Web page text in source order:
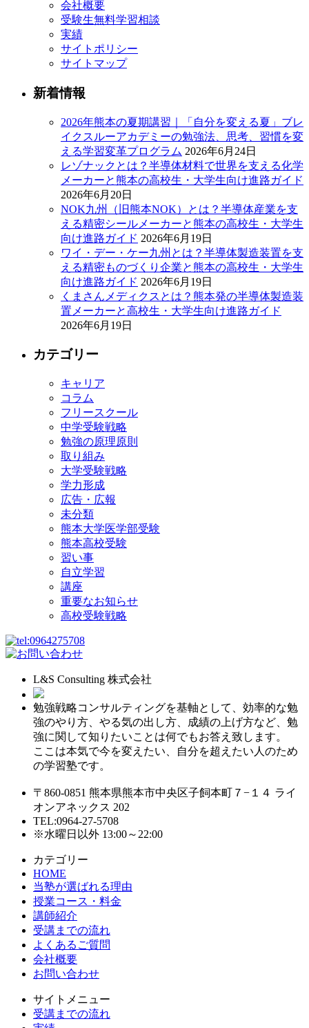
会社概要
受験生無料学習相談
実績
サイトポリシー
サイトマップ
新着情報
2026年熊本の夏期講習｜「自分を変える夏」ブレ
イクスルーアカデミーの勉強法、思考、習慣を変
える学習変革プログラム 2026年6月24日
レゾナックとは？半導体材料で世界を支える化学
メーカーと熊本の高校生・大学生向け進路ガイド
2026年6月20日
NOK九州（旧熊本NOK）とは？半導体産業を支
える精密シールメーカーと熊本の高校生・大学生
向け進路ガイド 2026年6月19日
ワイ・デー・ケー九州とは？半導体製造装置を支
える精密ものづくり企業と熊本の高校生・大学生
向け進路ガイド 2026年6月19日
くまさんメディクスとは？熊本発の半導体製造装
置メーカーと高校生・大学生向け進路ガイド
2026年6月19日
カテゴリー
キャリア
コラム
フリースクール
中学受験戦略
勉強の原理原則
取り組み
大学受験戦略
学力形成
広告・広報
未分類
熊本大学医学部受験
熊本高校受験
習い事
自立学習
講座
重要なお知らせ
高校受験戦略
L&S Consulting 株式会社
勉強戦略コンサルティングを基軸として、効率的な勉
強のやり方、やる気の出し方、成績の上げ方など、勉
強に関して知りたいことは何でもお答え致します。
ここは本気で今を変えたい、自分を超えたい人のため
の学習塾です。
〒860-0851 熊本県熊本市中央区子飼本町７−１４ ライ
オンアネックス 202
TEL:0964-27-5708
※水曜日以外 13:00～22:00
カテゴリー
HOME
当塾が選ばれる理由
授業コース・料金
講師紹介
受講までの流れ
よくあるご質問
会社概要
お問い合わせ
サイトメニュー
受講までの流れ